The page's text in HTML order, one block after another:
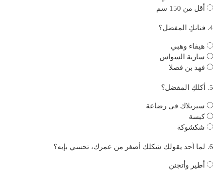
أقل من 150 سم
4. فنانكِ المفضل؟
هيفاء وهبي
سارية السواس
فهد بن فصلا
5. أكلكِ المفضل؟
سيريلاك في رضاعة
كبسة
شكشوكة
6. لما أحد يقولك شكلك أصغر من عمرك، تحسي بإيه؟
أطير وأتجنن